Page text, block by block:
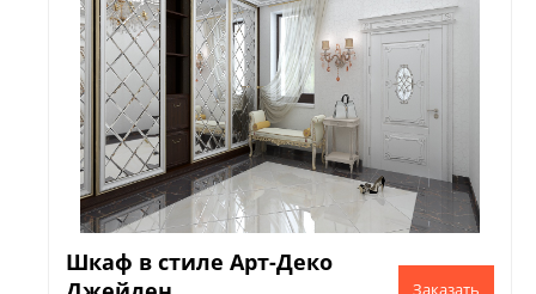
Шкаф в стиле Арт-Деко